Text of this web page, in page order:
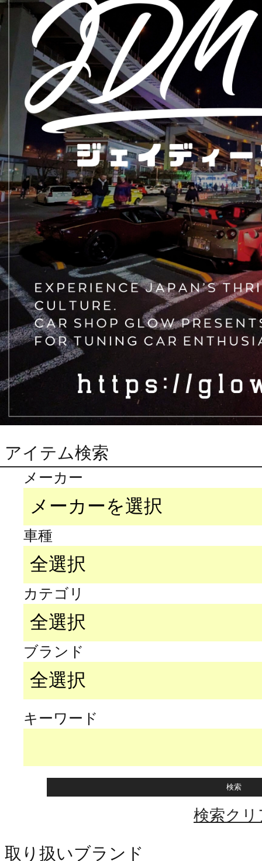
アイテム検索
メーカー
車種
カテゴリ
ブランド
キーワード
検索クリ
取り扱いブランド